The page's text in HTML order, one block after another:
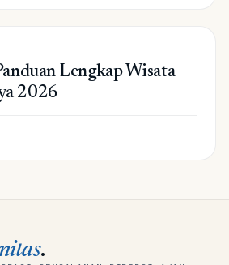
Lengkap Wisata
2026
.